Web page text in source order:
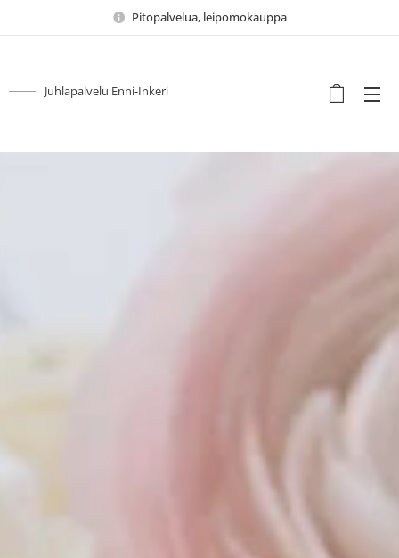
Pitopalvelua, leipomokauppa
Juhlapalvelu Enni-Inkeri